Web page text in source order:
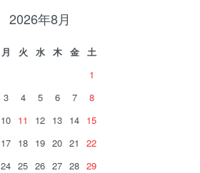
2026年8月
月 火 水 木 金
土
1
3 4 5 6 7
8
10 11 12 13 14 15
17 18 19 20 21
22
24 25 26 27 28 29